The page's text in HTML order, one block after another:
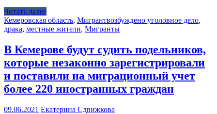
Читать далее
Кемеровская область, Мигрантвозбуждено уголовное дело,
драка, местные жители, Мигранты
В Кемерове будут судить подельников,
которые незаконно зарегистрировали
и поставили на миграционный учет
более 220 иностранных граждан
09.06.2021 Екатерина Сдвижкова